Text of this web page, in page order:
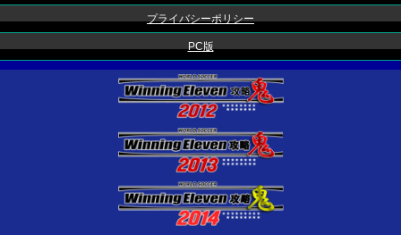
プライバシーポリシー
PC版